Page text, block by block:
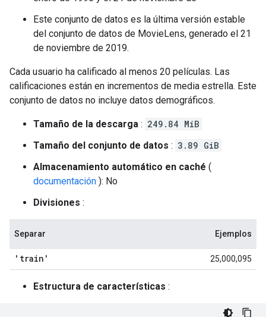
Este conjunto de datos es la última versión estable
del conjunto de datos de MovieLens, generado el 21
de noviembre de 2019.
Cada usuario ha calificado al menos 20 películas. Las
calificaciones están en incrementos de media estrella. Este
conjunto de datos no incluye datos demográficos.
Tamaño de la descarga : 249.84 MiB
Tamaño del conjunto de datos : 3.89 GiB
Almacenamiento automático en caché (
documentación ): No
Divisiones :
Separar Ejemplos
'train' 25,000,095
Estructura de características :